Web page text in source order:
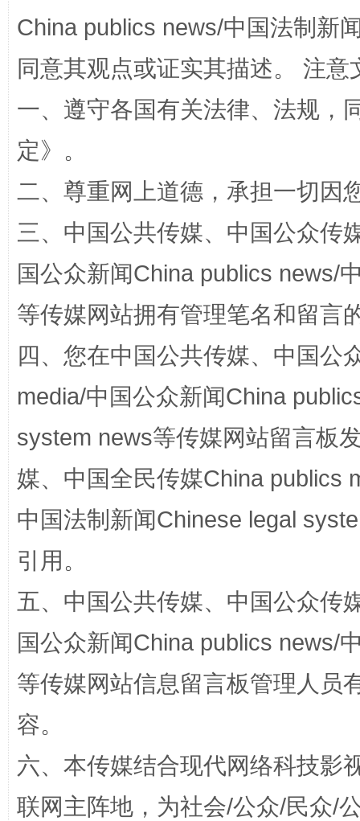
全民健身五年计划来了！等你上场
阿坝州三大球赛在茂县开幕 规模
扯下公款旅游的“隐身衣” 如何以
China publics news/中国法制新
同意其观点或证实其描述。 注
一、遵守各国有关法律、法规，
定》。
二、尊重网上道德，承担一切因
三、中国公共传媒、中国公众传
国公众新闻China publics news/
等传媒网站拥有管理笔名和留言
四、您在中国公共传媒、中国公
media/中国公众新闻China
system news等传媒网站留言板
媒、中国全民传媒China publics
中国法制新闻Chinese legal
引用。
五、中国公共传媒、中国公众传
国公众新闻China publics news/
等传媒网站信息留言板管理人员
容。
六、本传媒结合现代网络科技影
联网主阵地，为社会/公众/民众/